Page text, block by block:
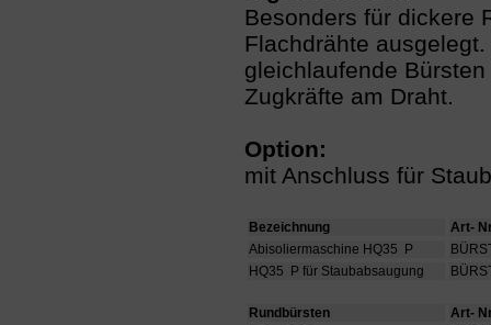
Besonders für dickere
Flachdrähte
gleichlaufende
Zugkräfte am Draht.
Option:
mit Anschluss für
Bezeichnung
Art-
Abisoliermaschine HQ35 P
HQ35 P für Staubabsaugung
Rundbürsten
Art-